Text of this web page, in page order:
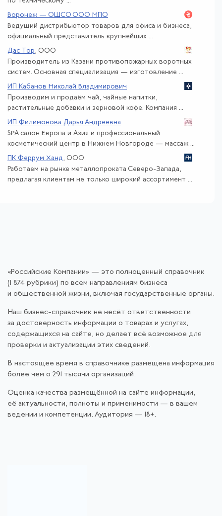
Воронеж — ОШСО ООО МПО
Ведущий дистрибьютор товаров для офиса и бизнеса,
официальный представитель крупнейших ...
Дас Тор , ООО
Производитель из Казани противопожарных воротных
систем. Основная специализация — изготовление ...
ИП Кабанов Николай Владимирович
Производим и продаём чай, чайные напитки,
растительные добавки и зерновой кофе. Компания ...
ИП Филимонова Дарья Андреевна
SPA салон Европа и Азия и профессиональный
косметический центр в Нижнем Новгороде — массаж ...
ПК Феррум Ханд , ООО
Работаем на рынке металлопроката Северо-Запада,
предлагая клиентам не только широкий ассортимент ...
«Российские Компании» — это полноценный справочник
(1 874 рубрики) по всем направлениям бизнеса
и общественной жизни, включая государственные органы.
Наш бизнес-справочник не несёт ответственности
за достоверность информации о товарах и услугах,
содержащихся на сайте, но делает всё возможное для
проверки и актуализации этих сведений.
В настоящее время в справочнике размещена информация
более чем о 291 тысячи организаций.
Оценка качества размещённой на сайте информации,
её актуальности, полноты и применимости — в вашем
ведении и компетенции. Аудитория — 18+.